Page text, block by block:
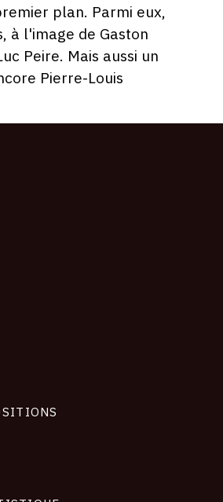
plan. Parmi eux,
à l'image de Gaston
Peire. Mais aussi un
Pierre-Louis